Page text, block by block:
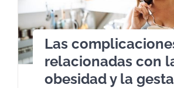
Las
relacionadas con
obesidad y la